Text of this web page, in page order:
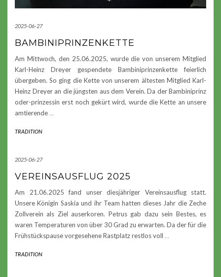
2025-06-27
BAMBINIPRINZENKETTE
Am Mittwoch, den 25.06.2025, wurde die von unserem Mitglied
Karl-Heinz Dreyer gespendete Bambiniprinzenkette feierlich
übergeben. So ging die Kette von unserem ältesten Mitglied Karl-
Heinz Dreyer an die jüngsten aus dem Verein. Da der Bambiniprinz
oder-prinzessin erst noch gekürt wird, wurde die Kette an unsere
amtierende…
TRADITION
2025-06-27
VEREINSAUSFLUG 2025
Am 21.06.2025 fand unser diesjähriger Vereinsausflug statt.
Unsere Königin Saskia und ihr Team hatten dieses Jahr die Zeche
Zollverein als Ziel auserkoren. Petrus gab dazu sein Bestes, es
waren Temperaturen von über 30 Grad zu erwarten. Da der für die
Frühstückspause vorgesehene Rastplatz restlos voll …
TRADITION